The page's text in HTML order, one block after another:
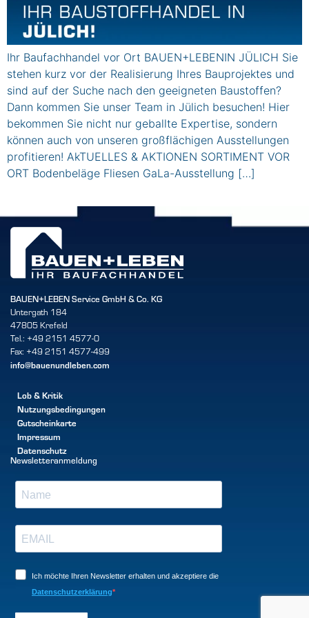
Ihr Baufachhandel vor Ort BAUEN+LEBENIN JÜLICH Sie
stehen kurz vor der Realisierung Ihres Bauprojektes und
sind auf der Suche nach den geeigneten Baustoffen?
Dann kommen Sie unser Team in Jülich besuchen! Hier
bekommen Sie nicht nur geballte Expertise, sondern
können auch von unseren großflächigen Ausstellungen
profitieren! AkTUELLES & AKTIONEN SORTIMENT VOR
ORT Bodenbeläge Fliesen GaLa-Ausstellung […]
BAUEN+LEBEN Service GmbH & Co. KG
Untergath 184
47805 Krefeld
Tel.: +49 2151 4577-0
Fax: +49 2151 4577-499
info@bauenundleben.com
Lob & Kritik
Nutzungsbedingungen
Gutscheinkarte
Impressum
Datenschutz
Newsletteranmeldung
Ich möchte Ihren Newsletter erhalten und akzeptiere die
Datenschutzerklärung